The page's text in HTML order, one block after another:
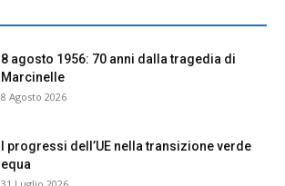
8 agosto 1956: 70 anni dalla tragedia di
Marcinelle
8 Agosto 2026
I progressi dell’UE nella transizione verde
equa